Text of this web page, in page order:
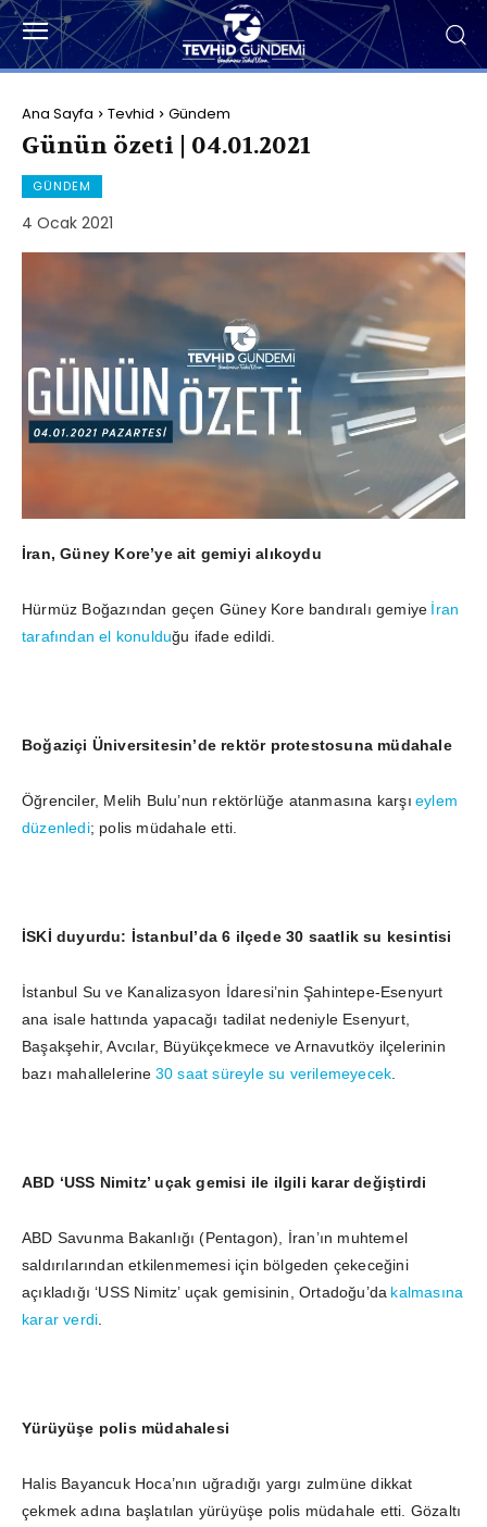
Ana Sayfa Tevhid Gündem
Günün özeti | 04.01.2021
GÜNDEM
4 Ocak 2021
İran, Güney Kore’ye ait gemiyi alıkoydu
Hürmüz Boğazından geçen Güney Kore bandıralı gemiye İran
tarafından el konulduğu ifade edildi.
Boğaziçi Üniversitesin’de rektör protestosuna müdahale
Öğrenciler, Melih Bulu’nun rektörlüğe atanmasına karşı eylem
düzenledi; polis müdahale etti.
İSKİ duyurdu: İstanbul’da 6 ilçede 30 saatlik su kesintisi
İstanbul Su ve Kanalizasyon İdaresi’nin Şahintepe-Esenyurt
ana isale hattında yapacağı tadilat nedeniyle Esenyurt,
Başakşehir, Avcılar, Büyükçekmece ve Arnavutköy ilçelerinin
bazı mahallelerine 30 saat süreyle su verilemeyecek
ABD ‘USS Nimitz’ uçak gemisi ile ilgili karar değiştirdi
ABD Savunma Bakanlığı (Pentagon), İran’ın muhtemel
saldırılarından etkilenmemesi için bölgeden çekeceğini
açıkladığı ‘USS Nimitz’ uçak gemisinin, Ortadoğu’da kalmasına
karar verdi
Yürüyüşe polis müdahalesi
Halis Bayancuk Hoca’nın uğradığı yargı zulmüne dikkat
çekmek adına başlatılan yürüyüşe polis müdahale etti. Gözaltı